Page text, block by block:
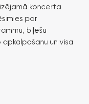
koncerta
par
biļešu
un visa